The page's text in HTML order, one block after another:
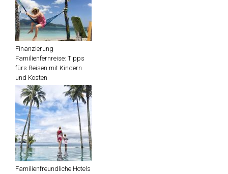
Finanzierung
Familienfernreise: Tipps
fürs Reisen mit Kindern
und Kosten
Familienfreundliche Hotels